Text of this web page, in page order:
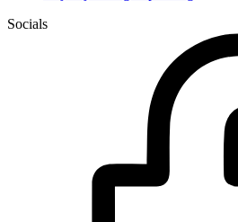
Socials